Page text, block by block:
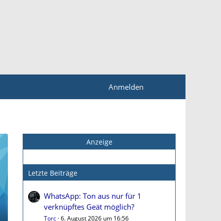
Anmelden
Anzeige
Letzte Beiträge
WhatsApp: Ton aus nur für 1
verknüpftes Geät möglich?
Torc 6. August 2026 um 16:56